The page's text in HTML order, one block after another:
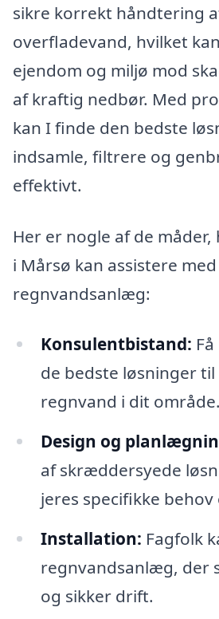
sikre korrekt håndtering
overfladevand, hvilket
ejendom og miljø mod
af kraftig nedbør. Med
kan I finde den bedste
indsamle, filtrere og
effektivt.
Her er nogle af de
i Mårsø kan assistere med
regnvandsanlæg:
Konsulentbistand:
de bedste løsninger
regnvand i dit område.
Design og
af skræddersyede
jeres specifikke
Installation: Fagfolk
regnvandsanlæg, der
og sikker drift.